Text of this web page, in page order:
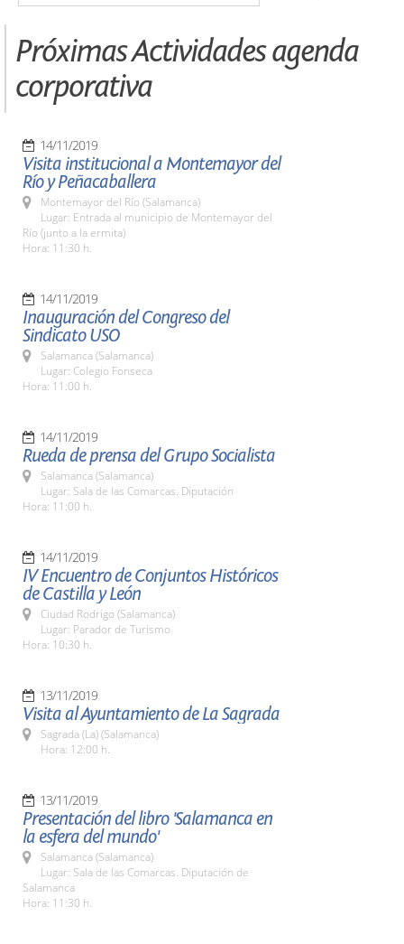
Próximas Actividades agenda
corporativa
14/11/2019
Visita institucional a Montemayor del
Río y Peñacaballera
Montemayor del Río (Salamanca)
Lugar: Entrada al municipio de Montemayor del
Río (junto a la ermita)
Hora: 11:30 h.
14/11/2019
Inauguración del Congreso del
Sindicato USO
Salamanca (Salamanca)
Lugar: Colegio Fonseca
Hora: 11:00 h.
14/11/2019
Rueda de prensa del Grupo Socialista
Salamanca (Salamanca)
Lugar: Sala de las Comarcas. Diputación
Hora: 11:00 h.
14/11/2019
IV Encuentro de Conjuntos Históricos
de Castilla y León
Ciudad Rodrigo (Salamanca)
Lugar: Parador de Turismo
Hora: 10:30 h.
13/11/2019
Visita al Ayuntamiento de La Sagrada
Sagrada (La) (Salamanca)
Hora: 12:00 h.
13/11/2019
Presentación del libro 'Salamanca en
la esfera del mundo'
Salamanca (Salamanca)
Lugar: Sala de las Comarcas. Diputación de
Salamanca
Hora: 11:30 h.